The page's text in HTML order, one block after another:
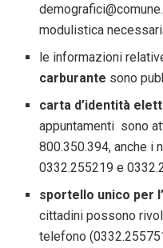
modulistica
le informazioni
carburante sono
carta d’identità
appuntamenti sono
800.350.394, anche i
0332.255219 e
sportello unico per
cittadini possono
telefono